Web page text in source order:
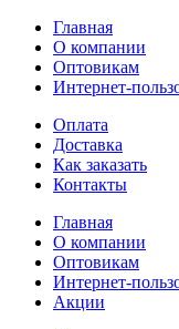
Главная
О компании
Оптовикам
Интернет-
Оплата
Доставка
Как заказать
Контакты
Главная
О компании
Оптовикам
Интернет-
Акции